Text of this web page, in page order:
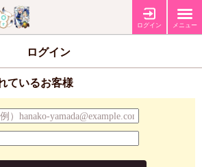
ログイン メニュー
ログイン
ているお客様